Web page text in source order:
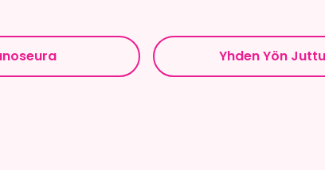
Yhden Yön Juttu